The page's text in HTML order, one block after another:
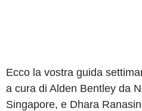
Ecco la vostra guida
a cura di Alden Bentley da
Singapore, e Dhara